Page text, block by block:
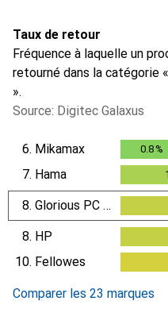
Taux de retour
Fréquence à laquelle un
retourné dans la catégorie
».
Source: Digitec Galaxus
6. Mikamax 0.8%
7. Hama
8. Glorious PC Gaming Race
8. HP
10. Fellowes
Comparer les 23 marques